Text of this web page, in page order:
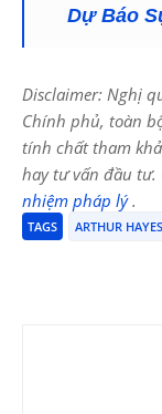
Dự Báo
Disclaimer: Nghị
Chính phủ, toàn
tính chất tham
hay tư vấn đầu tư.
nhiệm pháp lý.
TAGS ARTHUR HAYES